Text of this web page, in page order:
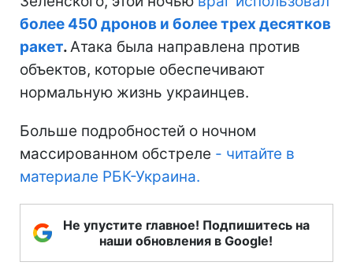
более 450 дронов и более трех десятков
ракет. Атака была направлена против
объектов, которые обеспечивают
нормальную жизнь украинцев.
Больше подробностей о ночном
массированном обстреле - читайте в
материале РБК-Украина.
Не упустите главное! Подпишитесь на
наши обновления в Google!